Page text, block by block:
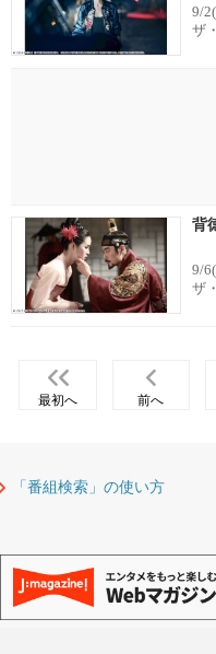
9/
ザ
背
9/
ザ
最初へ 前へ
「番組検索」の使い方